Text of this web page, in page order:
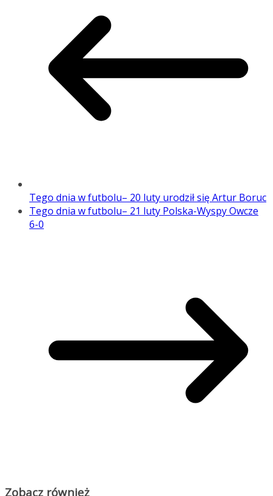
Tego dnia w futbolu– 20 luty urodził się Artur Boruc
Tego dnia w futbolu– 21 luty Polska-Wyspy Owcze
6-0
Zobacz również